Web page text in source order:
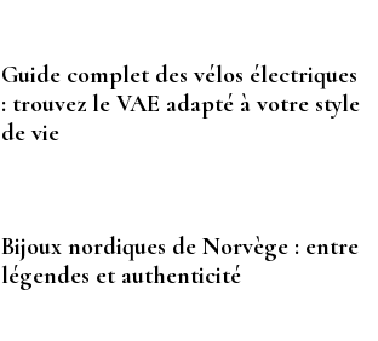
Guide complet des vélos électriques
: trouvez le VAE adapté à votre style
de vie
Bijoux nordiques de Norvège : entre
légendes et authenticité